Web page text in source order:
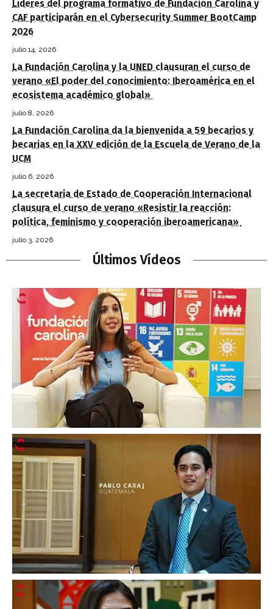
Líderes del programa formativo de Fundación Carolina y
CAF participarán en el Cybersecurity Summer BootCamp
2026
julio 14, 2026
La Fundación Carolina y la UNED clausuran el curso de
verano «El poder del conocimiento: Iberoamérica en el
ecosistema académico global»
julio 8, 2026
La Fundación Carolina da la bienvenida a 59 becarios y
becarias en la XXV edición de la Escuela de Verano de la
UCM
julio 6, 2026
La secretaria de Estado de Cooperación Internacional
clausura el curso de verano «Resistir la reacción:
política, feminismo y cooperación iberoamericana»
julio 3, 2026
Últimos Vídeos